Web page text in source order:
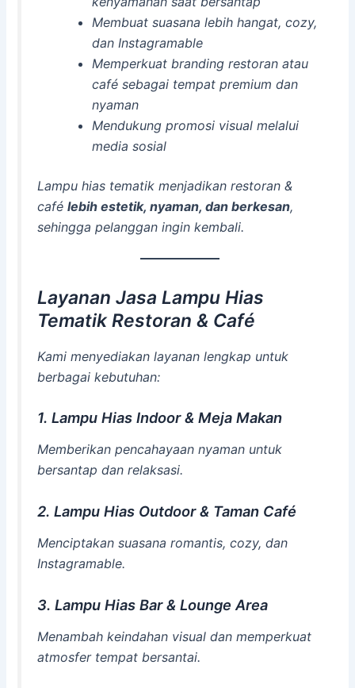
Membuat suasana lebih hangat, cozy,
dan Instagramable
Memperkuat branding restoran atau
café sebagai tempat premium dan
nyaman
Mendukung promosi visual melalui
media sosial
Lampu hias tematik menjadikan restoran &
cafélebih estetik, nyaman, dan berkesan,
sehingga pelanggan ingin kembali.
Layanan Jasa Lampu Hias
Tematik Restoran & Café
Kami menyediakan layanan lengkap untuk
berbagai kebutuhan:
1. Lampu Hias Indoor & Meja Makan
Memberikan pencahayaan nyaman untuk
bersantap dan relaksasi.
2. Lampu Hias Outdoor & Taman Café
Menciptakan suasana romantis, cozy, dan
Instagramable.
3. Lampu Hias Bar & Lounge Area
Menambah keindahan visual dan memperkuat
atmosfer tempat bersantai.